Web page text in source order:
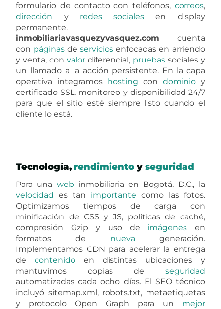
formulario de contacto con teléfonos, correos,
dirección y redes sociales en display
permanente.
inmobiliariavasquezyvasquez.com cuenta
con páginasde servicios enfocadas en arriendo
y venta, convalor diferencial, pruebassociales y
un llamado a la acción persistente. En la capa
operativa integramos hosting con dominioy
certificado SSL, monitoreo y disponibilidad 24/7
para que el sitio esté siempre listo cuando el
cliente lo está.
Tecnología, rendimiento yseguridad
Para una web inmobiliaria en Bogotá, D.C., la
velocidad es tan importante como las fotos.
Optimizamos tiempos de carga con
minificación de CSS y JS, políticas de caché,
compresión Gzip y uso de imágenes en
formatos de nueva generación.
Implementamos CDN para acelerar la entrega
decontenido en distintas ubicaciones y
mantuvimos copias de seguridad
automatizadas cada ocho días. El SEO técnico
incluyó sitemap.xml, robots.txt, metaetiquetas
y protocolo Open Graph para un mejor